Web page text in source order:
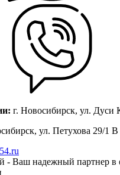
г. Новосибирск, ул. Дуси
ул. Петухова 29/1 В
- Ваш надежный партнер в